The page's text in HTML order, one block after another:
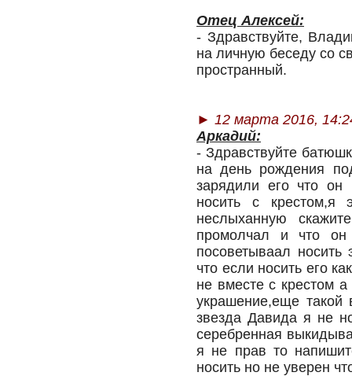
Отец Алексей:
- Здравствуйте,
на личную беседу со
пространный.
► 12 марта 2016,
Аркадий:
- Здравствуйте
на день рождения
зарядили его что он
носить с крестом,я
неслыханную
промолчал и что
посоветываал
что если носить его
не вместе с крестом а
украшение,еще
звезда Давида я не
серебренная
я не прав то
носить но не уверен